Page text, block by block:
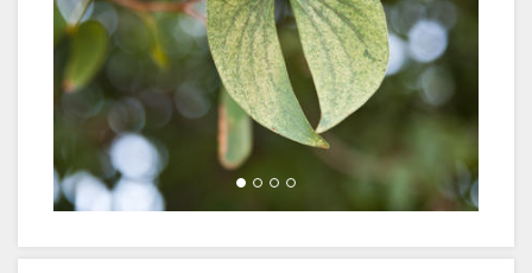
DOCUMENTAZIONE
WE
DO
CERTIFICAZIONI
SOSTENIBILITÀ
CAMERE
IMMAGINI
VIDEO
VIRTUALI
DIVERTITI
ATTIVITA'
CARTINA
POSIZIONE
INDICAZIONI
CONTATTI
CAMBIA
Damaraland Elephant Explorer
GondwanaCollectionNamibia
Damara Mopane Lodge activity
GondwanaCollectionNamibia